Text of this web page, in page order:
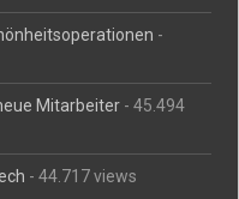
-
Mitarbeiter - 45.494
- 44.717 views